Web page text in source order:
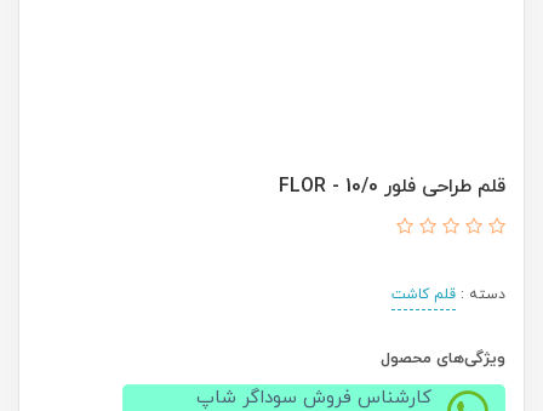
قلم طراحی فلور FLOR - 10/0
دسته : قلم کاشت
ویژگی‌های محصول
کارشناس فروش سوداگر شاپ